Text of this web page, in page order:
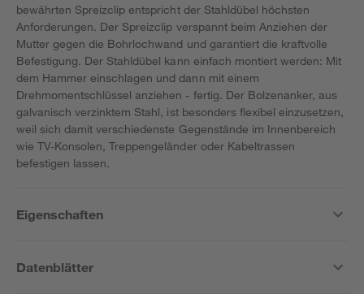
bewährten Spreizclip entspricht der Stahldübel höchsten
Anforderungen. Der Spreizclip verspannt beim Anziehen der
Mutter gegen die Bohrlochwand und garantiert die kraftvolle
Befestigung. Der Stahldübel kann einfach montiert werden: Mit
dem Hammer einschlagen und dann mit einem
Drehmomentschlüssel anziehen - fertig. Der Bolzenanker, aus
galvanisch verzinktem Stahl, ist besonders flexibel einzusetzen,
weil sich damit verschiedenste Gegenstände im Innenbereich
wie TV-Konsolen, Treppengeländer oder Kabeltrassen
befestigen lassen.
Eigenschaften
Datenblätter